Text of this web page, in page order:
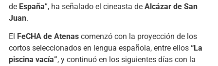
de España”, ha señalado el cineasta de Alcázar de San
Juan.
El FeCHA de Atenascomenzó con la proyección de los
cortos seleccionados en lengua española, entre ellos “La
piscina vacía”, y continuó en los siguientes días con la